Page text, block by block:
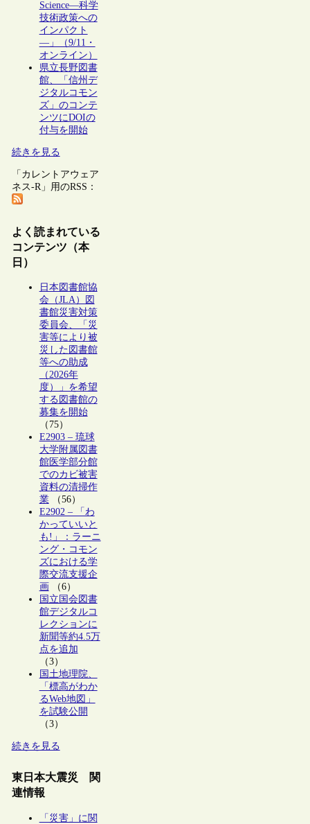
Science―科学
技術政策への
インパクト
―」（9/11・
オンライン）
県立長野図書
館、「信州デ
ジタルコモン
ズ」のコンテ
ンツにDOIの
付与を開始
続きを見る
「カレントアウェア
ネス-R」用のRSS：
よく読まれている
コンテンツ（本
日）
日本図書館協
会（JLA）図
書館災害対策
委員会、「災
害等により被
災した図書館
等への助成
（2026年
度）」を希望
する図書館の
募集を開始
（75）
E2903 – 琉球
大学附属図書
館医学部分館
でのカビ被害
資料の清掃作
業（56）
E2902 – 「わ
かっていいと
も!」：ラーニ
ング・コモン
ズにおける学
際交流支援企
画 （6）
国立国会図書
館デジタルコ
レクションに
新聞等約4.5万
点を追加
（3）
国土地理院、
「標高がわか
るWeb地図」
を試験公開
（3）
続きを見る
東日本大震災 関
連情報
「災害」に関